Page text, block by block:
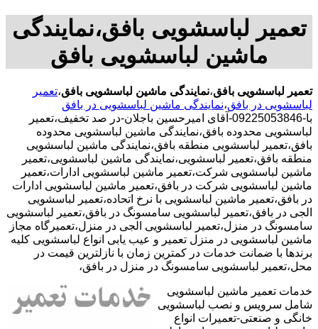
تعمیر لباسشویی بافق،نمایندگی
ماشین لباسشویی بافق
تعمیر لباسشویی بافق،نمایندگی ماشین لباسشویی بافق،تعمیر
لباسشویی در بافق،نمایندگی ماشین لباسشویی در بافق
با-09225053846-آقای امیرحسین باجلان-در صد تخفیف،تعمیر
لباسشویی محدوده بافق،نمایندگی ماشین لباسشویی محدوده
بافق،تعمیر لباسشویی منطقه بافق،نمایندگی ماشین لباسشویی
منطقه بافق،تعمیر لباسشویی،نمایندگی ماشین لباسشویی،تعمیر
ماشین لباسشویی شرکت،تعمیر ماشین لباسشویی ادارات،تعمیر
ماشین لباسشویی شرکت در بافق،تعمیر ماشین لباسشویی ادارات
در بافق،تعمیر ماشین لباسشویی با نرخ اتحاده،تعمیر لباسشویی
الجی در بافق،تعمیر لباسشویی سامسونگ در بافق،تعمیر لباسشویی
سامسونگ در منزل،تعمیر لباسشویی الجی در منزل،تعمیرگاه مجاز
ماشین لباسشویی در منزل تعمیر و عیب یابی انواع لباسشویی کلیه
برندها با ضمانت خدمات در کمترین زمان با نازلترین قیمت در
محل،تعمیر لباسشویی سامسونگ در منزل در بافق،
خدمات تعمیر ماشین لباسشویی
شامل سرویس و نصب لباسشویی
خانگی و صنعتی-تعمیرات انواع